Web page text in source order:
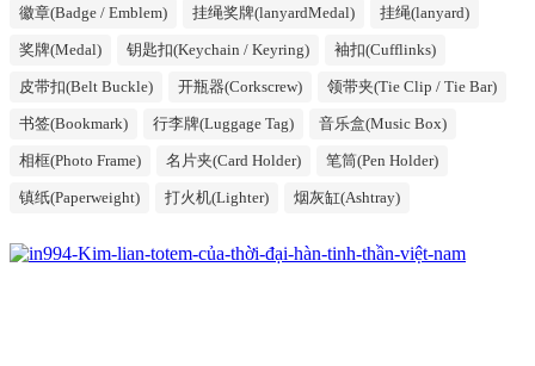
徽章(Badge / Emblem) 挂绳奖牌(lanyardMedal) 挂绳(lanyard)
奖牌(Medal) 钥匙扣(Keychain / Keyring) 袖扣(Cufflinks)
皮带扣(Belt Buckle) 开瓶器(Corkscrew) 领带夹(Tie Clip / Tie Bar)
书签(Bookmark) 行李牌(Luggage Tag) 音乐盒(Music Box)
相框(Photo Frame) 名片夹(Card Holder) 笔筒(Pen Holder)
镇纸(Paperweight) 打火机(Lighter) 烟灰缸(Ashtray)